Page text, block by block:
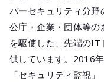
バーセキュリティ分
公庁・企業・団体等
を駆使した、先端の
供しています。2016
「セキュリティ監視